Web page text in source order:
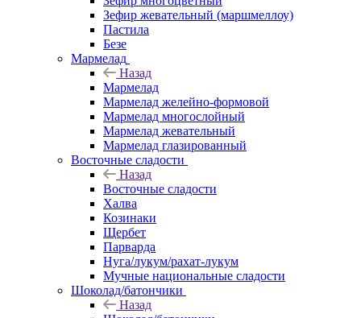
Зефир жевательный (маршмеллоу)
Пастила
Безе
Мармелад
Назад
Мармелад
Мармелад желейно-формовой
Мармелад многослойный
Мармелад жевательный
Мармелад глазированный
Восточные сладости
Назад
Восточные сладости
Халва
Козинаки
Щербет
Парварда
Нуга/лукум/рахат-лукум
Мучные национальные сладости
Шоколад/батончики
Назад